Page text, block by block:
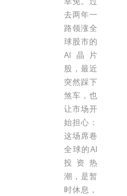
去两年一
路领涨全
球股市的
AI晶片
股，最近
突然踩下
煞车，也
让市场开
始担心：
这场席卷
全球的AI
投资热
潮，是暂
时休息，